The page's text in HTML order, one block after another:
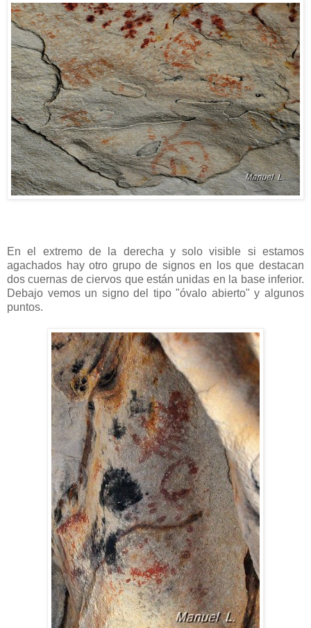
En el extremo de la derecha y solo visible si estamos
agachados hay otro grupo de signos en los que destacan
dos cuernas de ciervos que están unidas en la base inferior.
Debajo vemos un signo del tipo "óvalo abierto" y algunos
puntos.